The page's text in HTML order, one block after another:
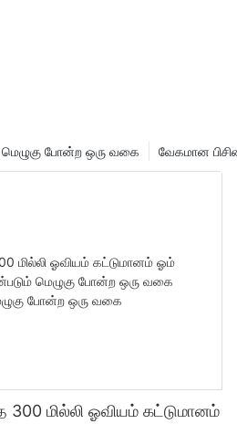
வேகமான
மெழுகு போன்ற ஒரு வகை
மில்லி ஓவியம் கட்டுமானம்